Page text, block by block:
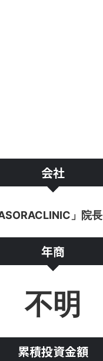
会社
」院長
年商
不明
累積投資金額